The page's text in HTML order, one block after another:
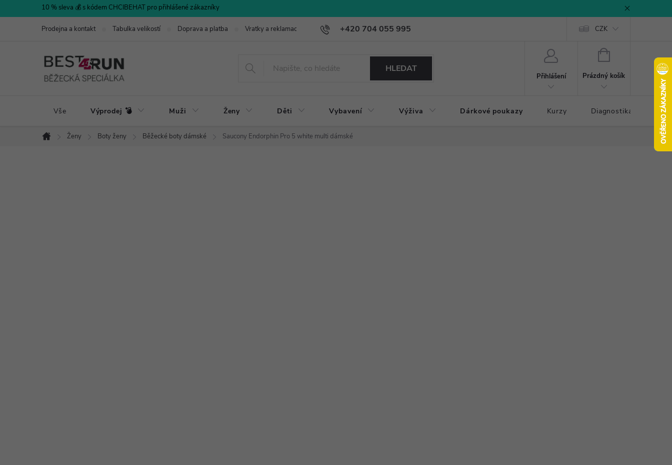
na
10 % sleva 💰 s kódem CHCIBEHAT pro přihlášené zákazníky
+420 704 055 995
Prodejna a kontakt Tabulka velikostí Doprava a platba Vratky a reklamace CZK
HLEDAT
Přihlášení
NÁKUPNÍ
Prázdný košík
Vše Výprodej 💣 Muži Ženy Děti Vybavení Výživa Dárkové poukazy Kurzy Diagnostika došlapu
Domů
Ženy Boty ženy Běžecké boty dámské Saucony Endorphin Pro 5 white multi dámské